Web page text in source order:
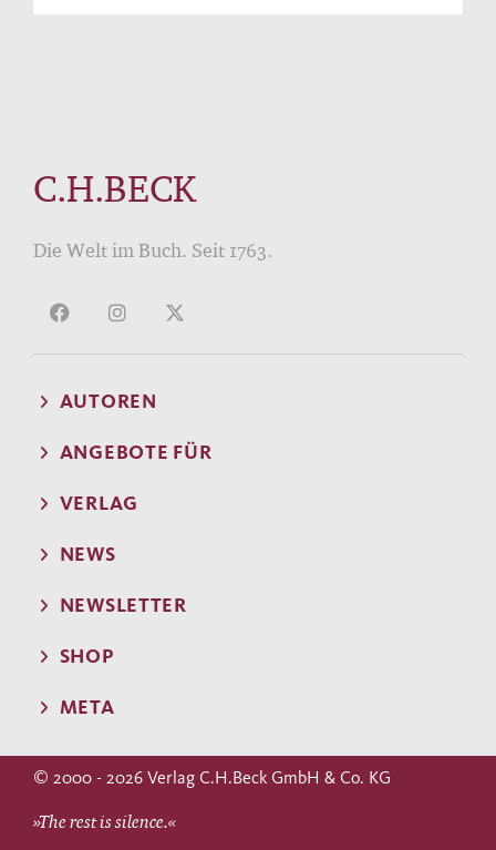
C.H.BECK
Die Welt im Buch. Seit 1763.
AUTOREN
ANGEBOTE FÜR
VERLAG
NEWS
NEWSLETTER
SHOP
META
© 2000 - 2026 Verlag C.H.Beck GmbH & Co. KG
»The rest is silence.«